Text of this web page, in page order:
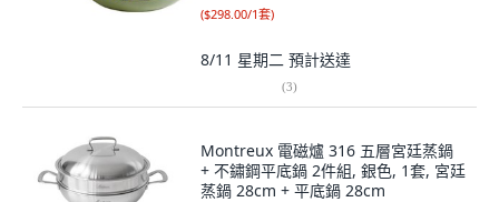
($298.00/1套)
8/11 星期二 預計送達
(3)
Montreux 電磁爐 316 五層宮廷蒸鍋
+ 不鏽鋼平底鍋 2件組, 銀色, 1套, 宮廷
蒸鍋 28cm + 平底鍋 28cm